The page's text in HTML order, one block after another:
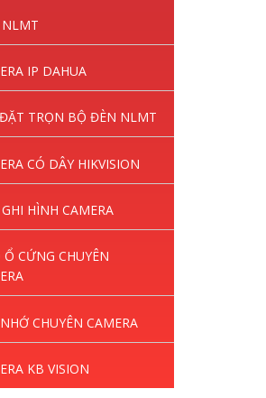
IP DAHUA
TRỌN BỘ ĐÈN NLMT
CÓ DÂY HIKVISION
HÌNH CAMERA
CỨNG CHUYÊN
CHUYÊN CAMERA
KB VISION